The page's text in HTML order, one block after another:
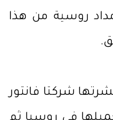
روسية من هذا
شركتا فانتور